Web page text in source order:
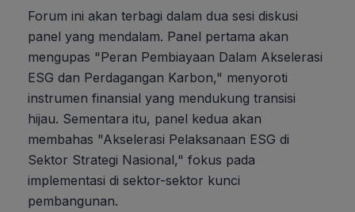
Forum ini akan terbagi dalam dua sesi diskusi
panel yang mendalam. Panel pertama akan
mengupas "Peran Pembiayaan Dalam Akselerasi
ESG dan Perdagangan Karbon," menyoroti
instrumen finansial yang mendukung transisi
hijau. Sementara itu, panel kedua akan
membahas "Akselerasi Pelaksanaan ESG di
Sektor Strategi Nasional," fokus pada
implementasi di sektor-sektor kunci
pembangunan.